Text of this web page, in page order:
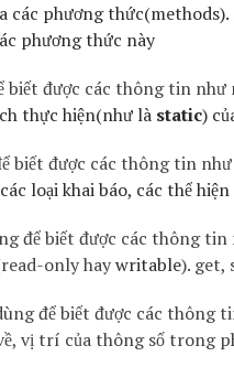
các phương
phương thức này
biết được các thông tin như
thực hiện(như là static)
biết được các thông tin
loại khai báo, các thể hiện
để biết được các thông
only haywritable). get,
để biết được các thông
vị trí của thông số trong